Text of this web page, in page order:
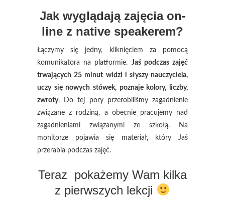
Jak wyglądają zajęcia on-
line z native speakerem?
Łączymy się jedny, kliknięciem za pomocą
komunikatora na platformie. Jaś podczas zajęć
trwających 25 minut widzi i słyszy nauczyciela,
uczy się nowych stówek, poznaje kolory, liczby,
zwroty. Do tej pory przerobiliśmy zagadnienie
związane z rodziną, a obecnie pracujemy nad
zagadnieniami związanymi ze szkołą. Na
monitorze pojawia się materiał, który Jaś
przerabia podczas zajęć.
Teraz pokażemy Wam kilka
z pierwszych lekcji